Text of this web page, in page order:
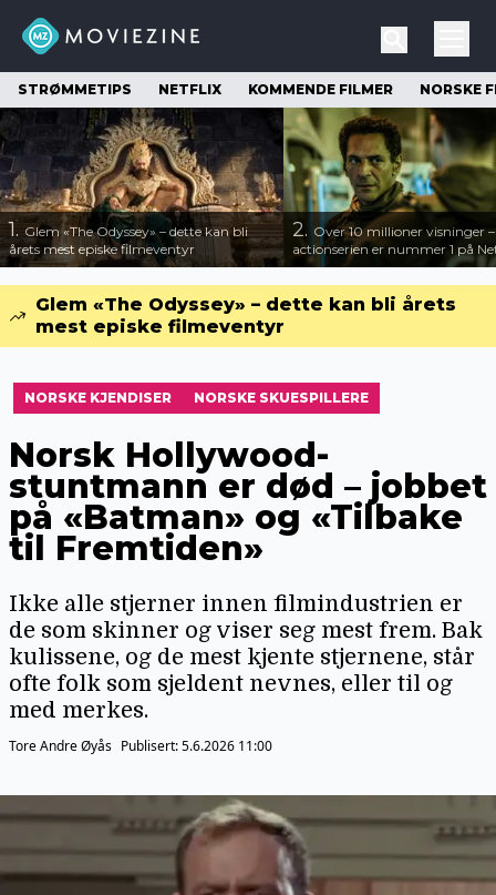
STRØMMETIPS NETFLIX KOMMENDE FILMER NORSKE
1. Glem «The Odyssey» – dette kan bli
årets mest episke filmeventyr
2. Over 10 millioner visninger
actionserien er nummer 1 på
Glem «The Odyssey» – dette kan bli årets
mest episke filmeventyr
NORSKE KJENDISER NORSKE SKUESPILLERE
Norsk Hollywood-
stuntmann er død – jobbet
på «Batman» og «Tilbake
til Fremtiden»
Ikke alle stjerner innen filmindustrien er
de som skinner og viser seg mest frem. Bak
kulissene, og de mest kjente stjernene, står
ofte folk som sjeldent nevnes, eller til og
med merkes.
Tore Andre Øyås Publisert:5.6.2026 11:00